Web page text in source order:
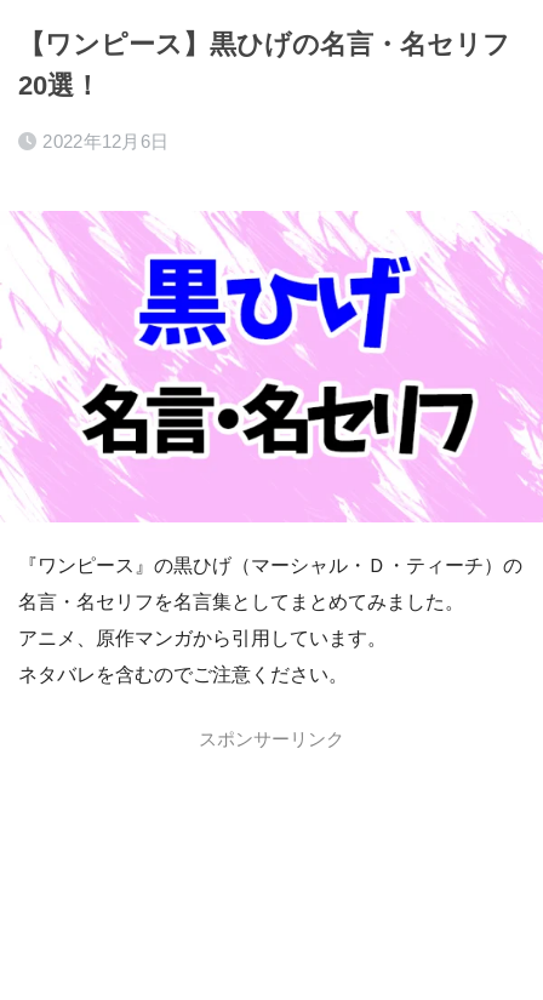
【ワンピース】黒ひげの名言・名セリフ
20選！
2022年12月6日
『ワンピース』の黒ひげ（マーシャル・Ｄ・ティーチ）の
名言・名セリフを名言集としてまとめてみました。
アニメ、原作マンガから引用しています。
ネタバレを含むのでご注意ください。
スポンサーリンク